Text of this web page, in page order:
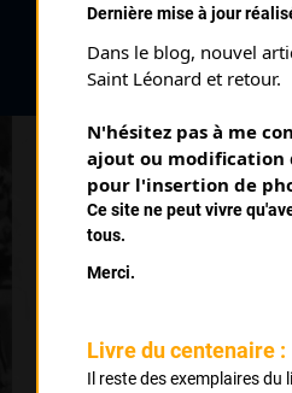
2018 , Guidon
10 Cyclo Cross de Saint
QUELQUES
MÊME
Dernière mise à jour
Dans le blog, nouvel
Saint Léonard et retour.
N'hésitez pas à me
ajout ou modification
pour l'insertion de
Ce site ne peut vivre
tous.
Merci.
Livre du centenaire :
Il reste des exemplaires du